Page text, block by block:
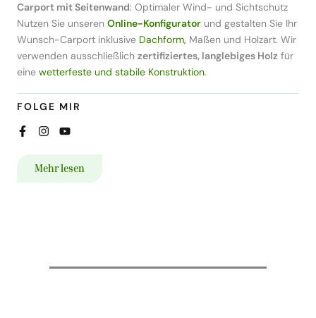
Carport mit Seitenwand: Optimaler Wind- und Sichtschutz
Nutzen Sie unseren Online-Konfigurator und gestalten Sie Ihr
Wunsch-Carport inklusive Dachform, Maßen und Holzart. Wir
verwenden ausschließlich zertifiziertes, langlebiges Holz für
eine wetterfeste und stabile Konstruktion.
FOLGE MIR
Mehr lesen